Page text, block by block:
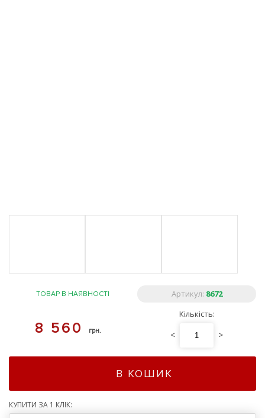
ТОВАР В НАЯВНОСТІ Артикул: 8672
8 560 грн.
Кількість:
< >
В КОШИК
КУПИТИ ЗА 1 КЛІК: